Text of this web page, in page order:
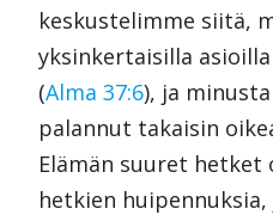
keskustelimme siitä,
yksinkertaisilla asioilla
(Alma 37:6), ja
palannut takaisin
Elämän suuret
hetkien